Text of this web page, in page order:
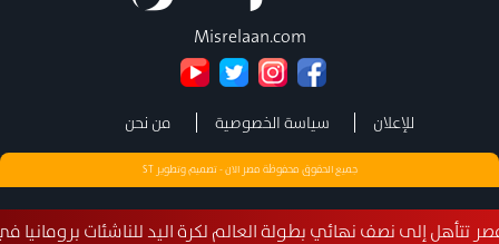
نصف نهائي بطولة العالم لكرة اليد للناشئات برومانيا في إنجاز
Misrelaan.com
للإعلان سياسة الخصوصية من نحن
جميع الحقوق محفوظة مصر الان - تصميم وتطويرST